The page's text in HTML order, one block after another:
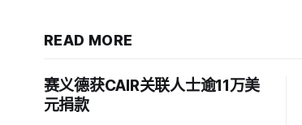
READ MORE
赛义德获CAIR关联人士逾11万美
元捐款